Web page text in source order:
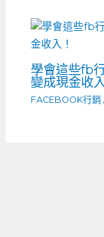
學會這些fb
變成現金收
FACEBOOK行銷